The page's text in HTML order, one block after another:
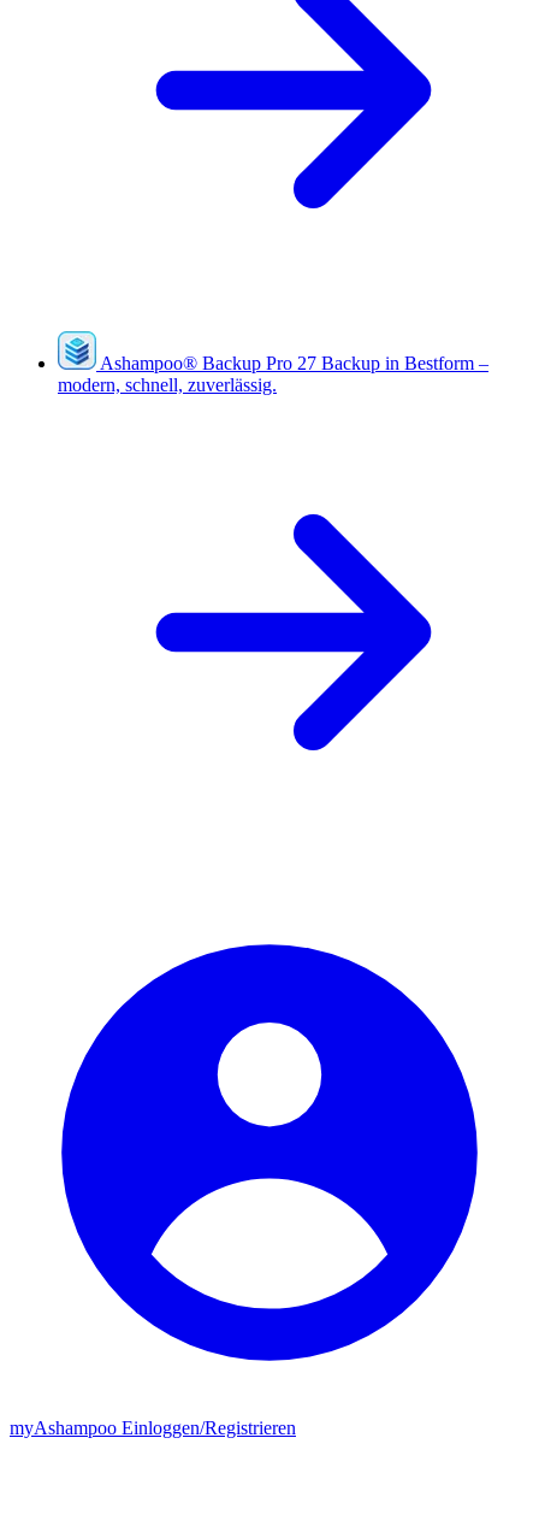
Ashampoo® Backup Pro 27 Backup in Bestform –
modern, schnell, zuverlässig.
myAshampoo Einloggen/Registrieren